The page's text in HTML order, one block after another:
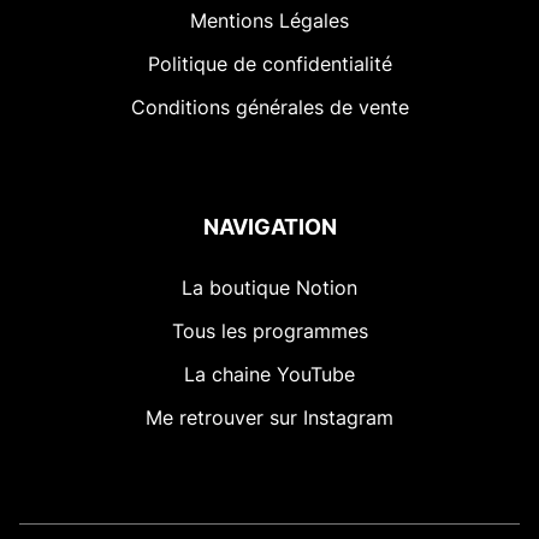
Mentions Légales
Politique de confidentialité
Conditions générales de vente
NAVIGATION
La boutique Notion
Tous les programmes
La chaine YouTube
Me retrouver sur Instagram